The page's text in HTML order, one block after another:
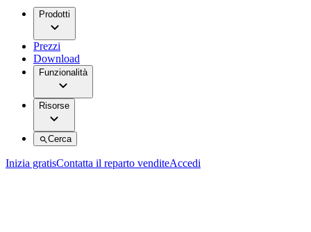
Prodotti
Prezzi
Download
Funzionalità
Risorse
Cerca
Inizia gratisContatta il reparto venditeAccedi